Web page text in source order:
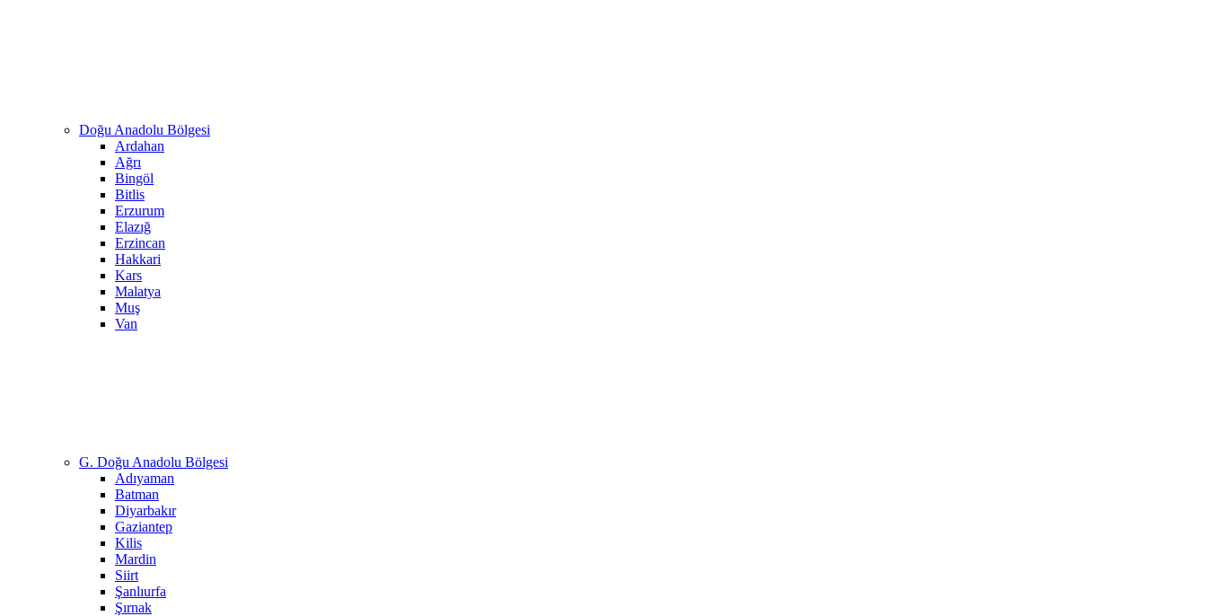
Doğu Anadolu Bölgesi
Ardahan
Ağrı
Bingöl
Bitlis
Erzurum
Elazığ
Erzincan
Hakkari
Kars
Malatya
Muş
Van
G. Doğu Anadolu Bölgesi
Adıyaman
Batman
Diyarbakır
Gaziantep
Kilis
Mardin
Siirt
Şanlıurfa
Şırnak